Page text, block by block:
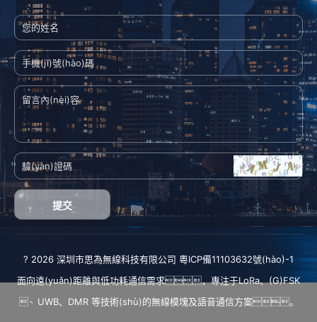
提交
? 2026 深圳市思為無線科技有限公司 粵ICP備11103632號(hào)-1
面向遠(yuǎn)距離與低功耗通信需求，專注于LoRa、(G)FSK
、 UWB、 DMR等技術(shù)的無線模塊及語音通信方案。